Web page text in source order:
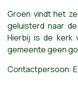
Groen vindt het
geluisterd naar
Hierbij is de kerk
gemeente geen
Contactpersoon: